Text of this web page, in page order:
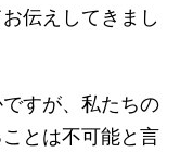
伝えしてきまし
すが、私たちの
とは不可能と言